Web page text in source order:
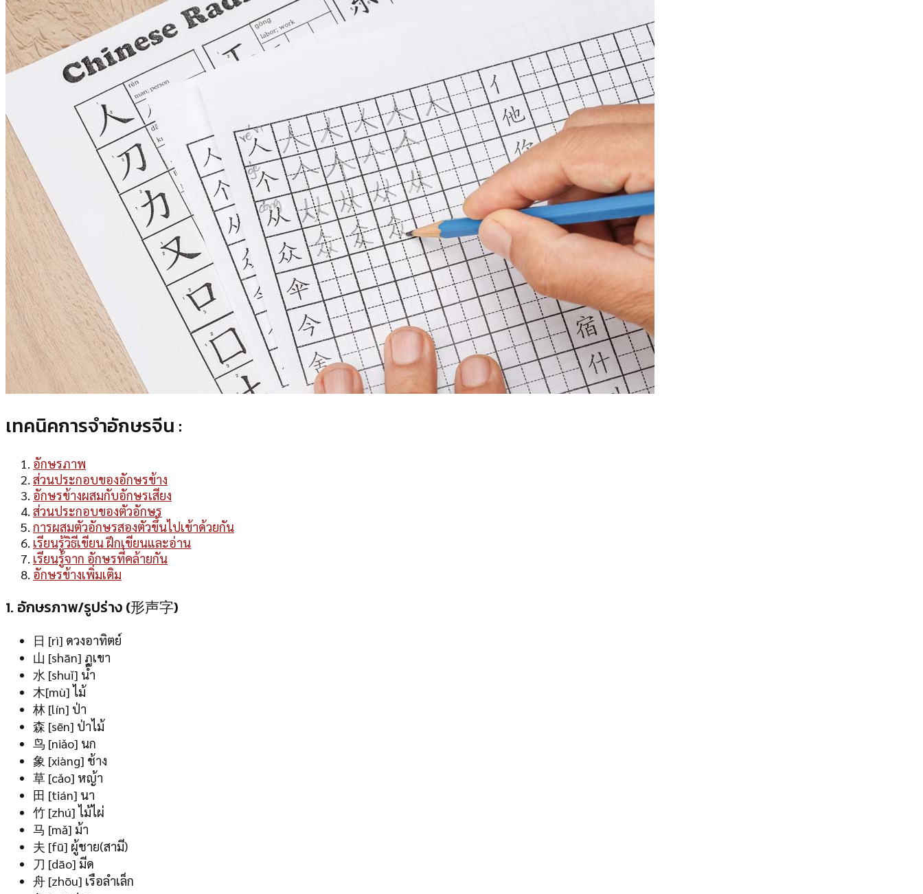
เทคนิคการจำอักษรจีน :
อักษรภาพ
ส่วนประกอบของอักษรข้าง
อักษรข้างผสมกับอักษรเสียง
ส่วนประกอบของตัวอักษร
การผสมตัวอักษรสองตัวขึ้นไปเข้าด้วยกัน
เรียนรู้วิธีเขียน ฝึกเขียนและอ่าน
เรียนรู้จาก อักษรที่คล้ายกัน
อักษรข้างเพิ่มเติม
1. อักษรภาพ/รูปร่าง (形声字)
日 [rì] ดวงอาทิตย์
山 [shān] ภูเขา
水 [shuǐ] น้ำ
木[mù] ไม้
林 [lín] ป่า
森 [sēn] ป่าไม้
鸟 [niǎo] นก
象 [xiàng] ช้าง
草 [cǎo] หญ้า
田 [tián] นา
竹 [zhú] ไม้ไผ่
马 [mǎ] ม้า
夫 [fū] ผู้ชาย(สามี)
刀 [dāo] มีด
舟 [zhōu] เรือลำเล็ก